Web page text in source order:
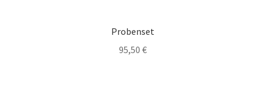
Probenset
95,50 €